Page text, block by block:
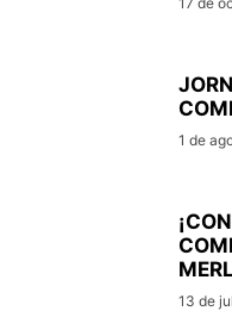
1 de
13 de